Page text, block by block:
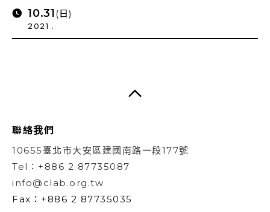
10.31(日)
2021 .
聯絡我們
10655臺北市大安區建國南路一段177號
Tel：+886 2 87735087
info@clab.org.tw
Fax：+886 2 87735035